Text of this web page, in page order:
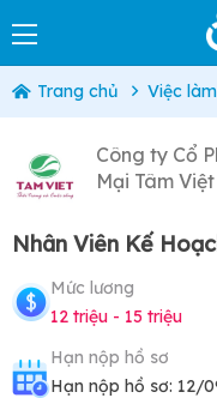
Trang chủ Việc làm
Công ty Cổ
Mại Tâm Việt
Nhân Viên Kế
Mức lương
12 triệu - 15 triệu
Hạn nộp hồ sơ
Hạn nộp hồ sơ: 12/